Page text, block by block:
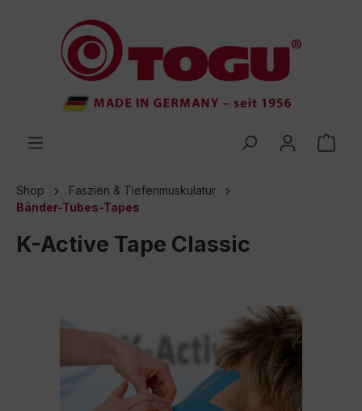
springen
Shop
Faszien & Tiefenmuskulatur
Bänder-Tubes-Tapes
K-Active Tape Classic